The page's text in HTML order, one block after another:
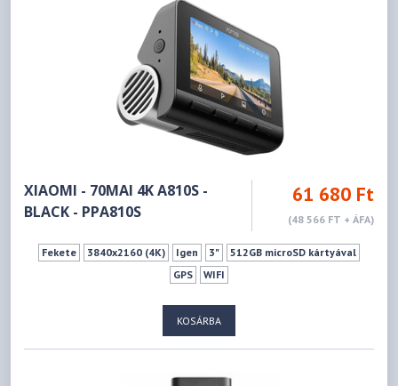
XIAOMI - 70MAI 4K A810S -
BLACK - PPA810S
61 680 Ft
(48 566 FT + ÁFA)
Fekete 3840x2160 (4K) Igen 3"
512GB microSD kártyával
GPS
WIFI
KOSÁRBA